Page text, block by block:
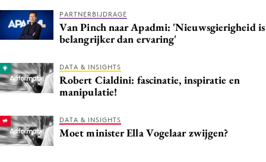
Programmatic
Purpose Marketing
Reputatie & crisis
PARTNERBIJDRAGE
Van Pinch naar Apadmi: 'Nieuwsgierigheid is
belangrijker dan ervaring'
DATA & INSIGHTS
Robert Cialdini: fascinatie, inspiratie en
manipulatie!
DATA & INSIGHTS
Moet minister Ella Vogelaar zwijgen?